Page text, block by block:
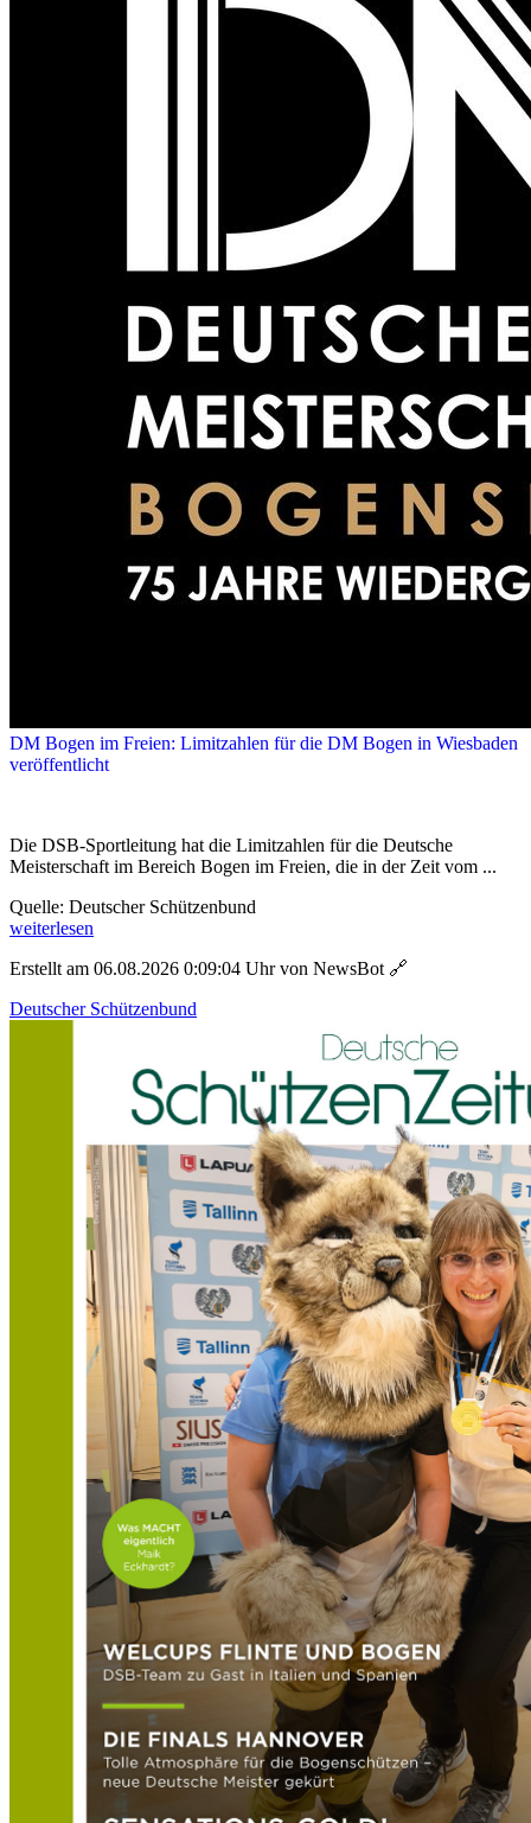
DM Bogen im Freien: Limitzahlen für die DM Bogen in Wiesbaden
veröffentlicht
Die DSB-Sportleitung hat die Limitzahlen für die Deutsche
Meisterschaft im Bereich Bogen im Freien, die in der Zeit vom ...
Quelle: Deutscher Schützenbund
weiterlesen
Erstellt am 06.08.2026 0:09:04 Uhr von NewsBot 🔗
Deutscher Schützenbund